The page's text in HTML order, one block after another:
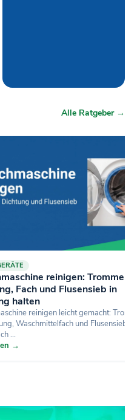
Alle Ratgeber →
reinigen: Trommel,
Fach und Flusensieb in
halten
reinigen leicht gemacht:
Waschmittelfach und Flusensieb
...
→